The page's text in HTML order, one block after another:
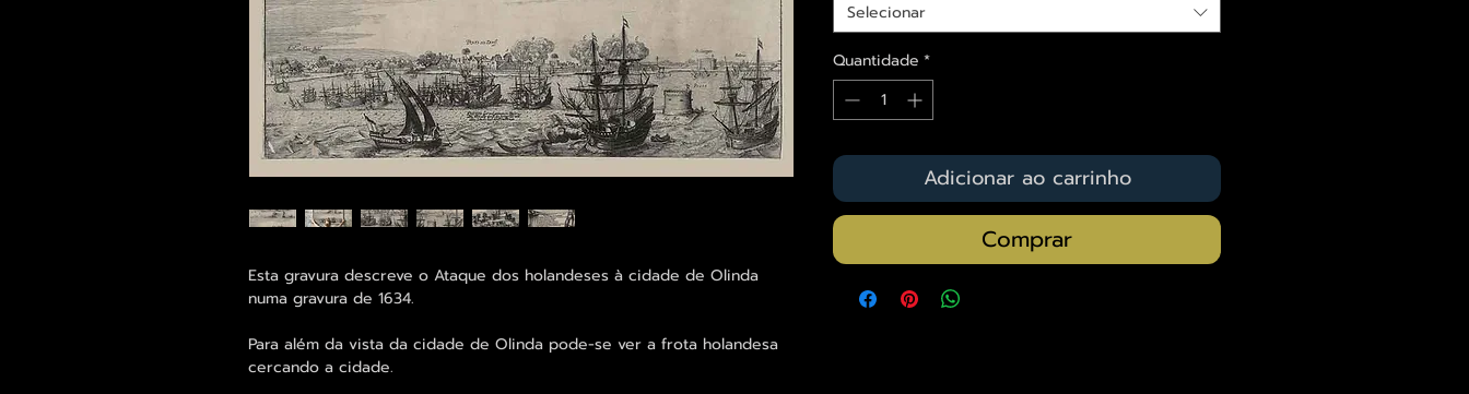
Esta gravura descreve o Ataque dos holandeses à cidade de Olinda
numa gravura de 1634.
Para além da vista da cidade de Olinda pode-se ver a frota holandesa
cercando a cidade.
Selecionar
Quantidade *
Adicionar ao carrinho
Comprar